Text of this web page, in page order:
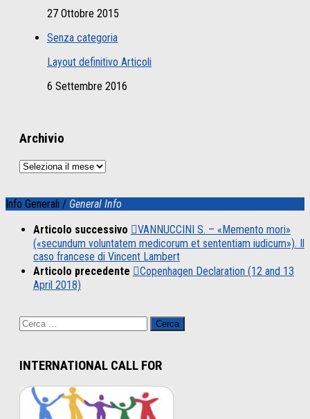
27 Ottobre 2015
Senza categoria
Layout definitivo Articoli
6 Settembre 2016
Archivio
Archivio
Info Generali / General Info
Articolo successivo
VANNUCCINI S. – «Memento mori»
(«secundum voluntatem medicorum et sententiam iudicum»). Il
caso francese di Vincent Lambert
Articolo precedente
Copenhagen Declaration (12 and 13
April 2018)
Ricerca
per:
INTERNATIONAL CALL FOR